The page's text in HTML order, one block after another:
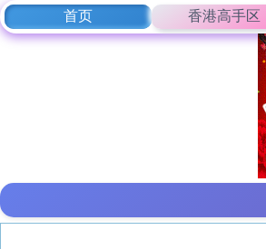
首页 香港高手区